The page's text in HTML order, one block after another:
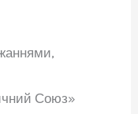
Союз»